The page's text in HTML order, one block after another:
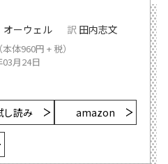
オーウェル 訳 田内志文
体960円 + 税）
月24日
し読み amazon